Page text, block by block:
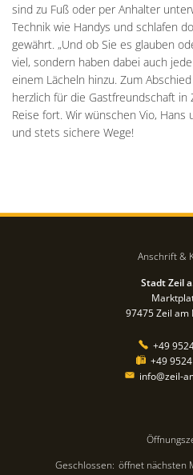
sind zu Fuß oder per Anhalter
Technik wie Handys und schlafen
gewährt. „Und ob Sie es glauben
viel, sondern haben dabei auch
einem Lächeln hinzu. Zum
herzlich für die Gastfreundschaft in
Reise fort. Wir wünschen Vio,
und stets sichere Wege!
Anschrift &
Stadt Zeil
97475Zeil am
+49
+49
info@zeil-
Klicken, um weitere Öffnungs-
Geschlossen: öffnet nächsten